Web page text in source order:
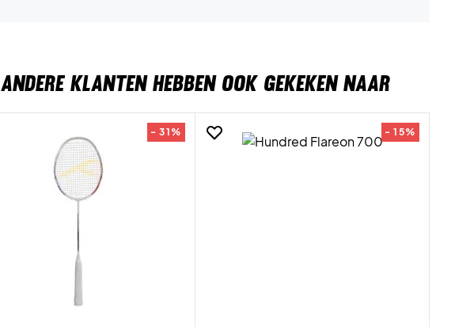
ANDERE KLANTEN HEBBEN OOK GEKEKEN NAAR
- 31% - 15%